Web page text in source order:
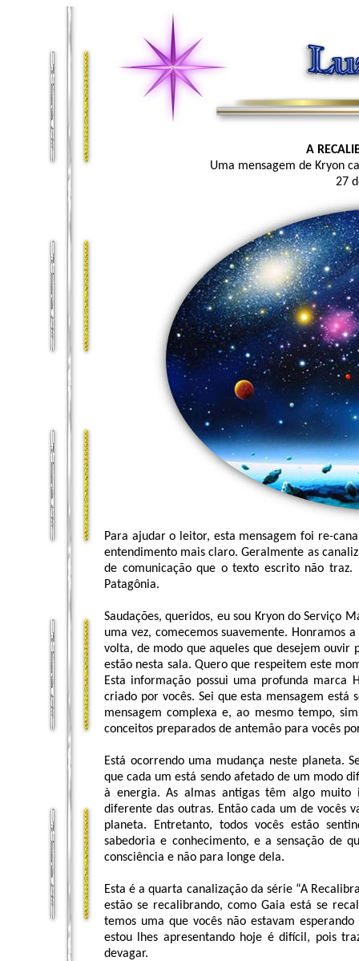
A
Uma mensagem de Kryon
27
Para ajudar o leitor, esta mensagem foi re-
entendimento mais claro. Geralmente as
de comunicação que o texto escrito não
Patagônia.
Saudações, queridos, eu sou Kryon do Serviço
uma vez, comecemos suavemente. Honramos
volta, de modo que aqueles que desejem ouvir
estão nesta sala. Quero que respeitem este
Esta informação possui uma profunda
criado por vocês. Sei que esta mensagem
mensagem complexa e, ao mesmo tempo,
conceitos preparados de antemão para vocês
Está ocorrendo uma mudança neste planeta.
que cada um está sendo afetado de um modo
à energia. As almas antigas têm algo muito
diferente das outras. Então cada um de vocês
planeta. Entretanto, todos vocês estão
sabedoria e conhecimento, e a sensação de
consciência e não para longe dela.
Esta é a quarta canalização da série “A
estão se recalibrando, como Gaia está se
temos uma que vocês não estavam
estou lhes apresentando hoje é difícil, pois
devagar.